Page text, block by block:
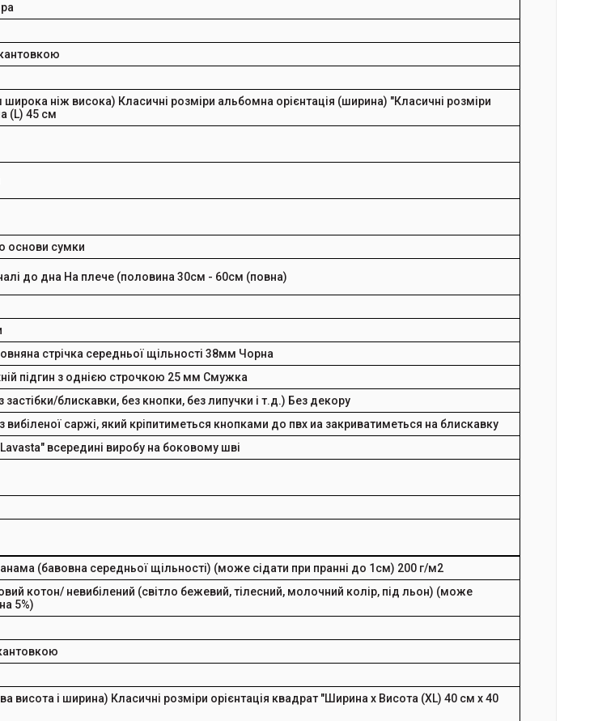
ніж висока) Класичні розміри альбомна орієнтація (ширина) "Класичні розміри
(L) 45 см
основи сумки
до дна На плече (половина 30см - 60см (повна)
стрічка середньої щільності 38мм Чорна
підгин з однією строчкою 25 мм Смужка
застібки/блискавки, без кнопки, без липучки і т.д.) Без декору
саржі, який кріпитиметься кнопками до пвх иа закриватиметься на блискавку
всередині виробу на боковому шві
(бавовна середньої щільності) (може сідати при пранні до 1см) 200 г/м2
котон/ невибілений (світло бежевий, тілесний, молочний колір, під льон) (може
5%)
висота і ширина) Класичні розміри орієнтація квадрат "Ширина х Висота (XL) 40 см х 40